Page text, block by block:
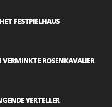
FESTPIELHAUS
ROSENKAVALIER
VERTELLER